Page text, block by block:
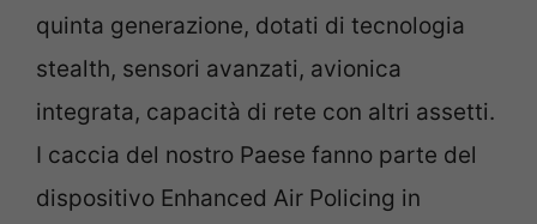
quinta generazione, dotati di tecnologia
stealth, sensori avanzati, avionica
integrata, capacità di rete con altri assetti.
I caccia del nostro Paese fanno parte del
dispositivo Enhanced Air Policing in